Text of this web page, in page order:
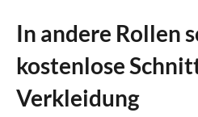
In andere Rollen
kostenlose
Verkleidung